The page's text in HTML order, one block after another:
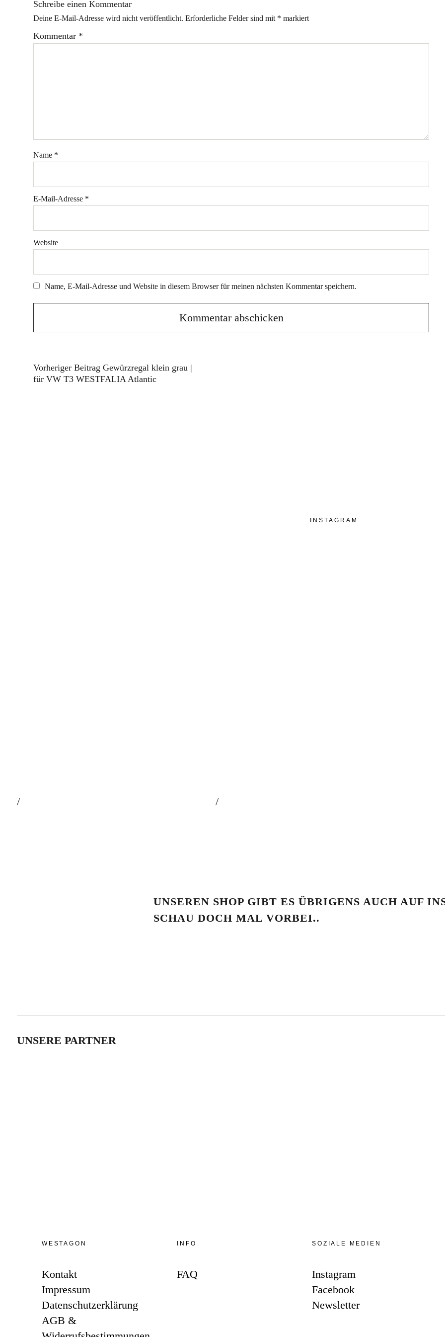
Schreibe einen Kommentar
Deine E-Mail-Adresse wird nicht veröffentlicht. Erforderliche Felder sind mit * markiert
Kommentar *
Name *
E-Mail-Adresse *
Website
Name, E-Mail-Adresse und Website in diesem Browser für meinen nächsten Kommentar speichern.
Vorheriger Beitrag Gewürzregal klein grau |
für VW T3 WESTFALIA Atlantic
INSTAGRAM
UNSEREN SHOP GIBT ES ÜBRIGENS AUCH AUF
SCHAU DOCH MAL VORBEI..
UNSERE PARTNER
WESTAGON
Kontakt
Impressum
Datenschutzerklärung
AGB &
INFO
FAQ
SOZIALE MEDIEN
Instagram
Facebook
Newsletter